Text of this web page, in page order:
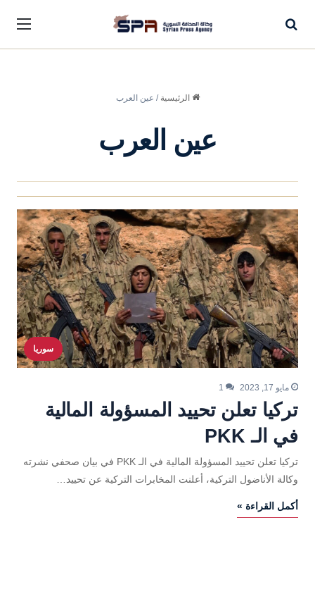
الرئيسية / عين العرب
عين العرب
سوريا
مايو 17, 2023 1
تركيا تعلن تحييد المسؤولة المالية
في الـ PKK
تركيا تعلن تحييد المسؤولة المالية في الـ PKK في بيان صحفي نشرته
وكالة الأناضول التركية، أعلنت المخابرات التركية عن تحييد…
أكمل القراءة »